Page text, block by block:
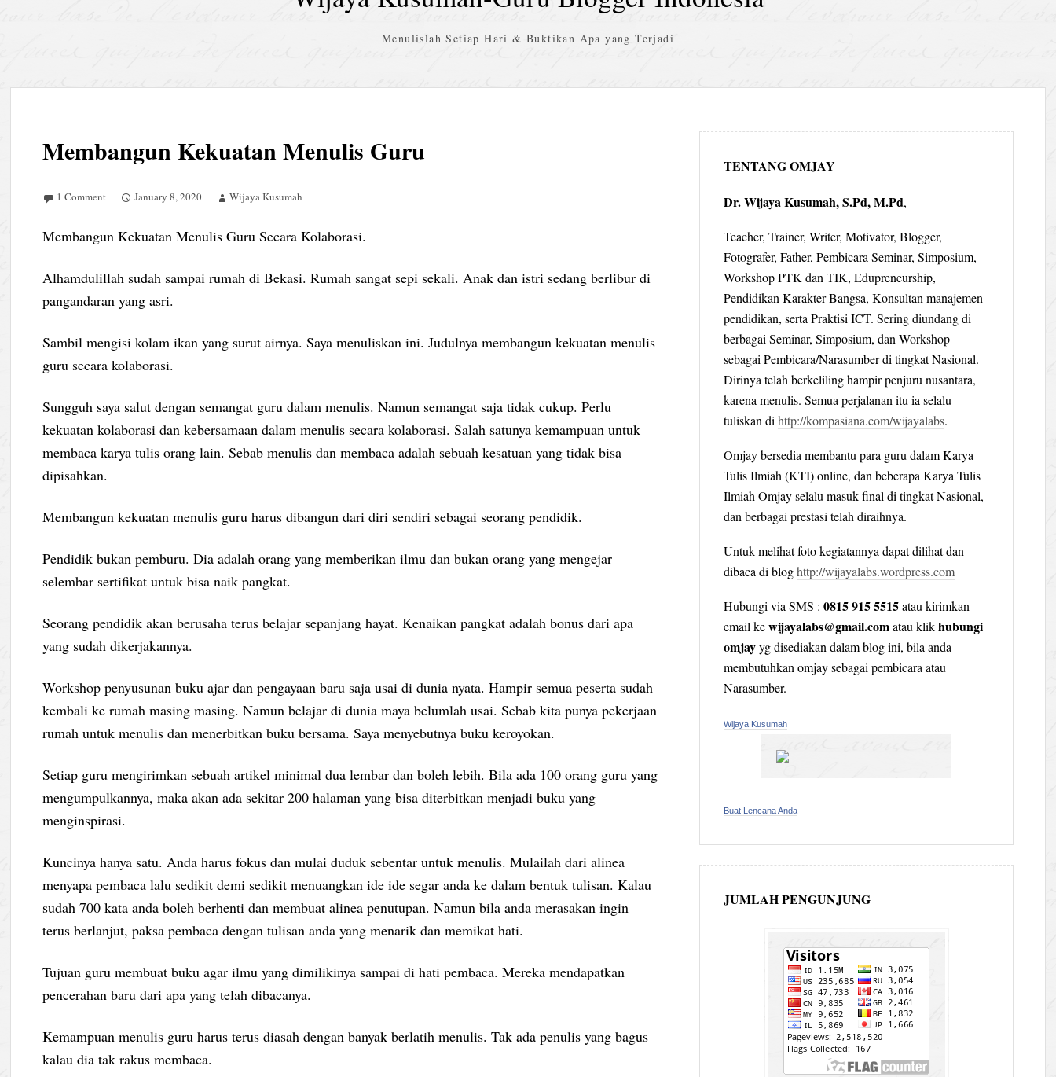
Menulislah Setiap Hari & Buktikan Apa yang Terjadi
Membangun Kekuatan Menulis Guru
1 Comment January 8, 2020 Wijaya Kusumah
Membangun Kekuatan Menulis Guru Secara Kolaborasi.
Alhamdulillah sudah sampai rumah di Bekasi. Rumah sangat sepi sekali. Anak dan istri sedang berlibur di
pangandaran yang asri.
Sambil mengisi kolam ikan yang surut airnya. Saya menuliskan ini. Judulnya membangun kekuatan menulis
guru secara kolaborasi.
Sungguh saya salut dengan semangat guru dalam menulis. Namun semangat saja tidak cukup. Perlu
kekuatan kolaborasi dan kebersamaan dalam menulis secara kolaborasi. Salah satunya kemampuan untuk
membaca karya tulis orang lain. Sebab menulis dan membaca adalah sebuah kesatuan yang tidak bisa
dipisahkan.
Membangun kekuatan menulis guru harus dibangun dari diri sendiri sebagai seorang pendidik.
Pendidik bukan pemburu. Dia adalah orang yang memberikan ilmu dan bukan orang yang mengejar
selembar sertifikat untuk bisa naik pangkat.
Seorang pendidik akan berusaha terus belajar sepanjang hayat. Kenaikan pangkat adalah bonus dari apa
yang sudah dikerjakannya.
Workshop penyusunan buku ajar dan pengayaan baru saja usai di dunia nyata. Hampir semua peserta sudah
kembali ke rumah masing masing. Namun belajar di dunia maya belumlah usai. Sebab kita punya pekerjaan
rumah untuk menulis dan menerbitkan buku bersama. Saya menyebutnya buku keroyokan.
Setiap guru mengirimkan sebuah artikel minimal dua lembar dan boleh lebih. Bila ada 100 orang guru yang
mengumpulkannya, maka akan ada sekitar 200 halaman yang bisa diterbitkan menjadi buku yang
menginspirasi.
Kuncinya hanya satu. Anda harus fokus dan mulai duduk sebentar untuk menulis. Mulailah dari alinea
menyapa pembaca lalu sedikit demi sedikit menuangkan ide ide segar anda ke dalam bentuk tulisan. Kalau
sudah 700 kata anda boleh berhenti dan membuat alinea penutupan. Namun bila anda merasakan ingin
terus berlanjut, paksa pembaca dengan tulisan anda yang menarik dan memikat hati.
Tujuan guru membuat buku agar ilmu yang dimilikinya sampai di hati pembaca. Mereka mendapatkan
pencerahan baru dari apa yang telah dibacanya.
Kemampuan menulis guru harus terus diasah dengan banyak berlatih menulis. Tak ada penulis yang bagus
kalau dia tak rakus membaca.
TENTANG OMJAY
Dr. Wijaya Kusumah, S.Pd, M.Pd,
Teacher, Trainer, Writer, Motivator, Blogger,
Fotografer, Father, Pembicara Seminar, Simposium,
Workshop PTK dan TIK, Edupreneurship,
Pendidikan Karakter Bangsa, Konsultan manajemen
pendidikan, serta Praktisi ICT. Sering diundang di
berbagai Seminar, Simposium, dan Workshop
sebagai Pembicara/Narasumber di tingkat Nasional.
Dirinya telah berkeliling hampir penjuru nusantara,
karena menulis. Semua perjalanan itu ia selalu
tuliskan di http://kompasiana.com/wijayalabs.
Omjay bersedia membantu para guru dalam Karya
Tulis Ilmiah (KTI) online, dan beberapa Karya Tulis
Ilmiah Omjay selalu masuk final di tingkat Nasional,
dan berbagai prestasi telah diraihnya.
Untuk melihat foto kegiatannya dapat dilihat dan
dibaca di bloghttp://wijayalabs.wordpress.com
Hubungi via SMS : 0815 915 5515atau kirimkan
email kewijayalabs@gmail.comatau klikhubungi
omjayyg disediakan dalam blog ini, bila anda
membutuhkan omjay sebagai pembicara atau
Narasumber.
Wijaya Kusumah
Buat Lencana Anda
JUMLAH PENGUNJUNG